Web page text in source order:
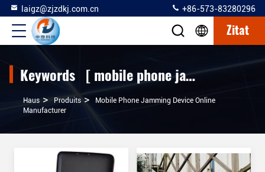
laigz@zjzdkj.com.cn +86-573-83280296
Zitat
Keywords [ mobile phone jamming device ] Match 94 produits
Haus > Produits >
Mobile Phone Jamming Device Online
Manufacturer